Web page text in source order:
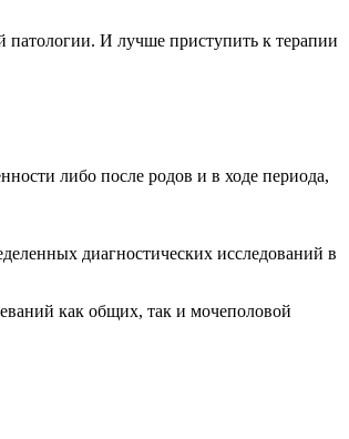
патологии. И лучше приступить к терапии
либо после родов и в ходе периода,
диагностических исследований в
как общих, так и мочеполовой